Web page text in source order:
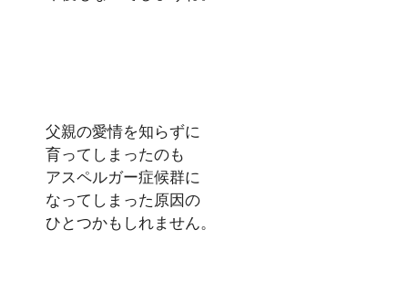
父親の愛情を知らずに
育ってしまったのも
アスペルガー症候群に
なってしまった原因の
ひとつかもしれません。